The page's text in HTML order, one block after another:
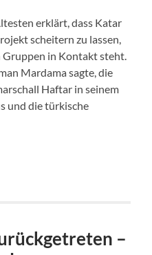
erklärt, dass Katar
scheitern zu lassen,
in Kontakt steht.
Mardama sagte, die
Haftar in seinem
und die türkische
–